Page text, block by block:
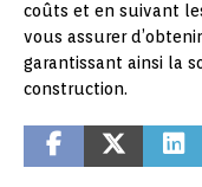
coûts et en suivant
vous assurer
garantissant ainsi la
construction.